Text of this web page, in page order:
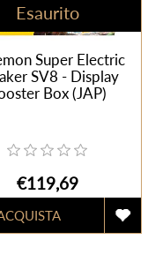
Esaurito
Super Electric
SV8 - Display
Box (JAP)
€119,69